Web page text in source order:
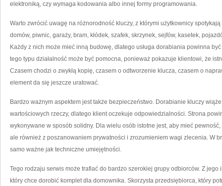
elektroniką, czy wymaga kodowania albo innej formy programowania.
Warto zwrócić uwagę na różnorodność kluczy, z którymi użytkownicy
domów, piwnic, garaży, bram, kłódek, szafek, skrzynek, sejfów, kasetek,
Każdy z nich może mieć inną budowę, dlatego usługa dorabiania powinna
tego typu działalność może być pomocna, ponieważ pokazuje klientowi, że
Czasem chodzi o zwykłą kopię, czasem o odtworzenie klucza, czasem o
element da się jeszcze uratować.
Bardzo ważnym aspektem jest także bezpieczeństwo. Dorabianie kluczy
wartościowych rzeczy, dlatego klient oczekuje odpowiedzialności. Strona
wykonywane w sposób solidny. Dla wielu osób istotne jest, aby mieć
ale również z poszanowaniem prywatności i zrozumieniem wagi zlecenia. W
samo ważne jak techniczne umiejętności.
Tego rodzaju serwis może trafiać do bardzo szerokiej grupy odbiorców. Z jego
który chce dorobić komplet dla domownika. Skorzysta przedsiębiorca, który